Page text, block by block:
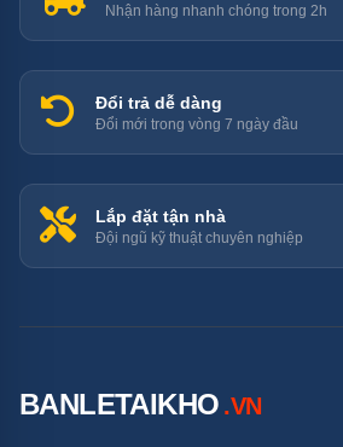
Nhận hàng nhanh chóng trong 2h
Đổi trả dễ dàng
Đổi mới trong vòng 7 ngày đầu
Lắp đặt tận nhà
Đội ngũ kỹ thuật chuyên nghiệp
BANLETAIKHO .VN